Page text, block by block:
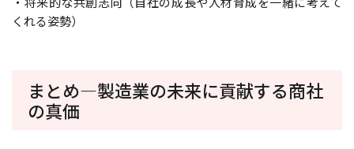
くれる姿勢）
まとめ―製造業の未来に貢献する商社
の真価